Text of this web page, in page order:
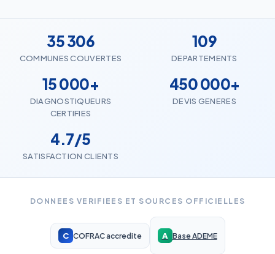
35 306
COMMUNES COUVERTES
109
DEPARTEMENTS
15 000+
DIAGNOSTIQUEURS
CERTIFIES
450 000+
DEVIS GENERES
4.7/5
SATISFACTION CLIENTS
DONNEES VERIFIEES ET SOURCES OFFICIELLES
C COFRAC accredite A Base ADEME